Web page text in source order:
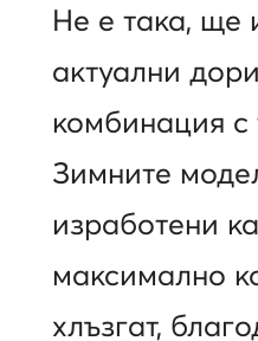
Не е така, ще
актуални
комбинация с
Зимните
изработени
максимално
хлъзгат,